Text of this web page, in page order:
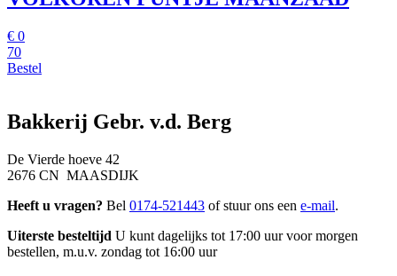
€ 0
70
Bestel
Bakkerij Gebr. v.d. Berg
De Vierde hoeve 42
2676 CN MAASDIJK
Heeft u vragen? Bel 0174-521443 of stuur ons een e-mail.
Uiterste besteltijd U kunt dagelijks tot 17:00 uur voor morgen
bestellen, m.u.v. zondag tot 16:00 uur